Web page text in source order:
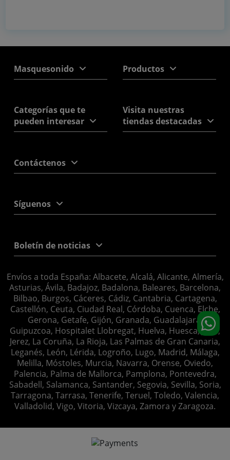
Masquesonido Productos
Categorías que te
pueden interesar
Visita nuestras
tiendas destacadas
Contáctenos
Síguenos
Boletín de noticias
Envíos a toda España: Albacete, Alcalá, Alicante, Almería,
Asturias, Ávila, Badajoz, Badalona, Baleares, Barcelona,
Bilbao, Burgos, Cáceres, Cádiz, Cantabria, Cartagena,
Castellón, Ceuta, Ciudad Real, Córdoba, Cuenca, Elche,
Gerona, Getafe, Gijón, Granada, Guadalajara,
Guipuzcoa, Hospitalet Llobregat, Huelva, Huesca, Jaén,
Jerez, La Coruña, La Rioja, Las Palmas de Gran Canaria,
Leganés, León, Lérida, Logroño, Lugo, Madrid, Málaga,
Melilla, Móstoles, Murcia, Navarra, Orense, Oviedo,
Palencia, Palma de Mallorca, Pamplona, Pontevedra,
Sabadell, Salamanca, Santander, Segovia, Sevilla, Soria,
Tarragona, Tarrasa, Tenerife, Teruel, Toledo, Valencia,
Valladolid, Vigo, Vitoria, Vizcaya, Zamora y Zaragoza.